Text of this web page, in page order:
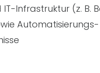
IT-Infrastruktur (z. B.